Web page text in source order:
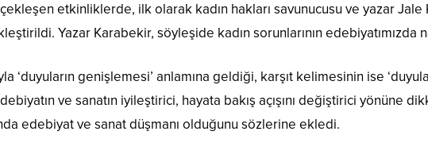
etkinliklerde, ilk olarak kadın hakları savunucusu ve yazar Jale
Yazar Karabekir, söyleşide kadın sorunlarının edebiyatımızda
‘duyuların genişlemesi’ anlamına geldiği, karşıt kelimesinin ise
ve sanatın iyileştirici, hayata bakış açışını değiştirici yönüne
edebiyat ve sanat düşmanı olduğunu sözlerine ekledi.